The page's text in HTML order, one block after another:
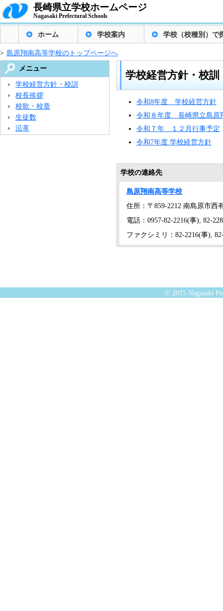
長崎県立学校ホームページ
Nagasaki Prefectural Schools
ホーム 学校案内 学校（校種別）で
> 島原翔南高等学校のトップページへ
学校経営方針・校訓
令和8年度 学校経営方針
令和８年度 長崎県立島原
令和７年 １２月行事予定
令和7年度 学校経営方針
学校の連絡先
島原翔南高等学校
住所：〒859-2212 南島原市西
電話：0957-82-2216(事), 82-
ファクシミリ：82-2216(事),
メニュー
学校経営方針・校訓
校長挨拶
校歌・校章
生徒数
沿革
© 2015 Nagasaki